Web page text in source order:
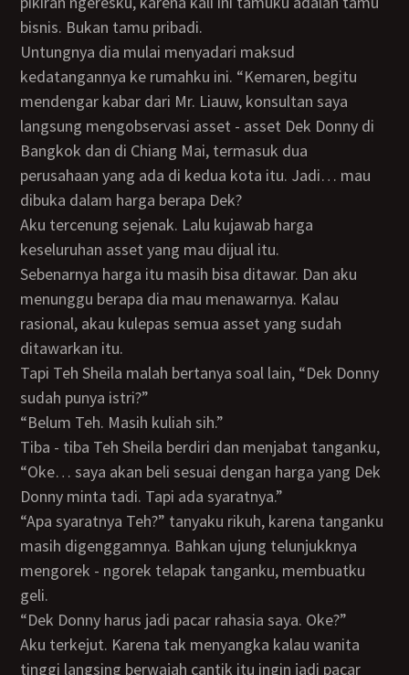
bisnis. Bukan tamu pribadi.
Untungnya dia mulai menyadari maksud
kedatangannya ke rumahku ini. “Kemaren, begitu
mendengar kabar dari Mr. Liauw, konsultan saya
langsung mengobservasi asset - asset Dek Donny di
Bangkok dan di Chiang Mai, termasuk dua
perusahaan yang ada di kedua kota itu. Jadi… mau
dibuka dalam harga berapa Dek?
Aku tercenung sejenak. Lalu kujawab harga
keseluruhan asset yang mau dijual itu.
Sebenarnya harga itu masih bisa ditawar. Dan aku
menunggu berapa dia mau menawarnya. Kalau
rasional, akau kulepas semua asset yang sudah
ditawarkan itu.
Tapi Teh Sheila malah bertanya soal lain, “Dek Donny
sudah punya istri?”
“Belum Teh. Masih kuliah sih.”
Tiba - tiba Teh Sheila berdiri dan menjabat tanganku,
“Oke… saya akan beli sesuai dengan harga yang Dek
Donny minta tadi. Tapi ada syaratnya.”
“Apa syaratnya Teh?” tanyaku rikuh, karena tanganku
masih digenggamnya. Bahkan ujung telunjukknya
mengorek - ngorek telapak tanganku, membuatku
geli.
“Dek Donny harus jadi pacar rahasia saya. Oke?”
Aku terkejut. Karena tak menyangka kalau wanita
tinggi langsing berwajah cantik itu ingin jadi pacar